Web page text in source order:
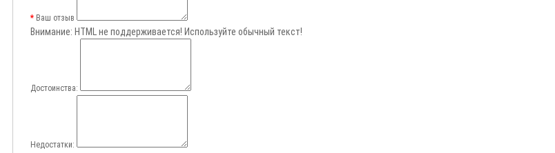
Ваш отзыв
Внимание: HTML не поддерживается! Используйте обычный текст!
Достоинства:
Недостатки: